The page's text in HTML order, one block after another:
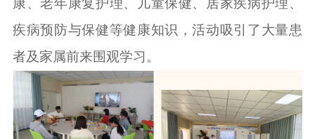
康、老年康复护理、儿童保健、居家疾病护理、
疾病预防与保健等健康知识，活动吸引了大量患
者及家属前来围观学习。